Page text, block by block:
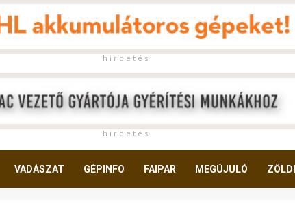
h i r d e t é s
h i r d e t é s
VADÁSZAT GÉPINFO FAIPAR MEGÚJULÓ